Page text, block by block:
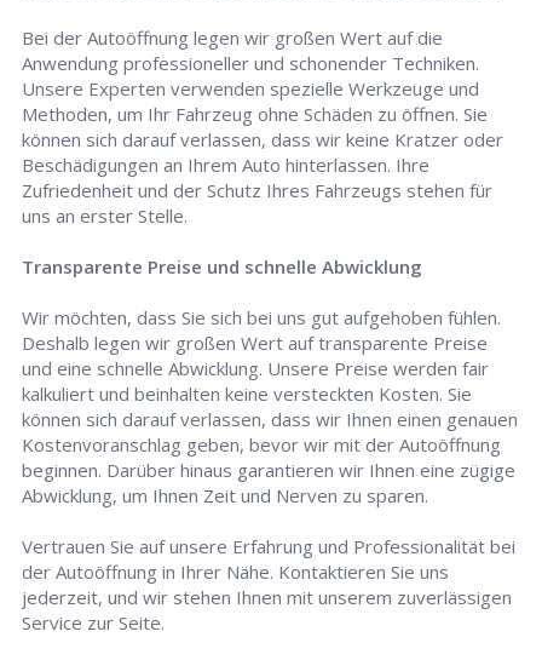
Bei der Autoöffnung legen wir großen Wert auf die
Anwendung professioneller und schonender Techniken.
Unsere Experten verwenden spezielle Werkzeuge und
Methoden, um Ihr Fahrzeug ohne Schäden zu öffnen. Sie
können sich darauf verlassen, dass wir keine Kratzer oder
Beschädigungen an Ihrem Auto hinterlassen. Ihre
Zufriedenheit und der Schutz Ihres Fahrzeugs stehen für
uns an erster Stelle.
Transparente Preise und schnelle Abwicklung
Wir möchten, dass Sie sich bei uns gut aufgehoben fühlen.
Deshalb legen wir großen Wert auf transparente Preise
und eine schnelle Abwicklung. Unsere Preise werden fair
kalkuliert und beinhalten keine versteckten Kosten. Sie
können sich darauf verlassen, dass wir Ihnen einen genauen
Kostenvoranschlag geben, bevor wir mit der Autoöffnung
beginnen. Darüber hinaus garantieren wir Ihnen eine zügige
Abwicklung, um Ihnen Zeit und Nerven zu sparen.
Vertrauen Sie auf unsere Erfahrung und Professionalität bei
der Autoöffnung in Ihrer Nähe. Kontaktieren Sie uns
jederzeit, und wir stehen Ihnen mit unserem zuverlässigen
Service zur Seite.